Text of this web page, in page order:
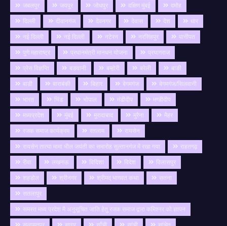
जबलपुर
जयपुर जोधपुर दक्षिण मुंबई
दमोह
दिल्ली
दीवानगंज देवनगर देवास देश
धार
नई दिल्ली
नई दिल्ली नटेरन नरसिंहपुर
पानीपत
पुणे महाराष्ट्र
प्रधानमंत्री मानधन योजना
प्रयागराज
प्रेस विज्ञप्ति
बङवानी बम्होरी बरेली
बाङी
बाडी
बाराबंकी बिहार बेगमगंज
बेगमगंज/सिलवानी
भारत
भिंड भोपाल मंडीदीप
मण्डीदीप
मध्यप्रदेश
मुंबई मुरादाबाद मुरैना
मैहर
रजक समाज कार्यक्रम
रतलाम
रायसेन
रायसेन तात्या मामा भील जयंती का समारोह सुल्तानगंज में रखा गया
राहतगढ़
रीवा
लखनऊ विदिशा विदेश
विलासपुर
शहडोल
श्रीनगर श्रीमद् भागवत कथा
सतना
सतलापुर
समस्त मध्य प्रदेश मै अनुसूचित जाति हेतु रजक समाज द्वारा कमिश्नर को ज्ञापन